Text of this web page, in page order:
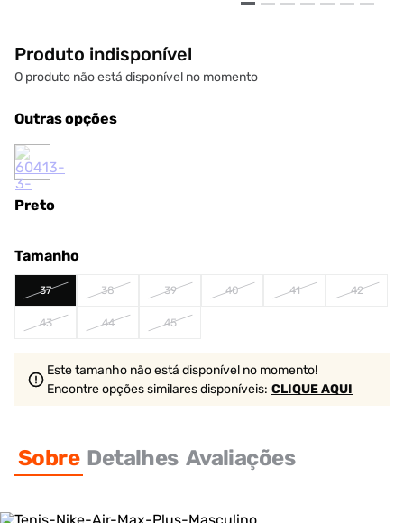
Produto indisponível
O produto não está disponível no momento
Outras opções
Preto
Tamanho
37 38 39 40 41 42
43 44 45
Este tamanho não está disponível no momento!
Encontre opções similaresdisponíveis: CLIQUE AQUI
Sobre Detalhes Avaliações